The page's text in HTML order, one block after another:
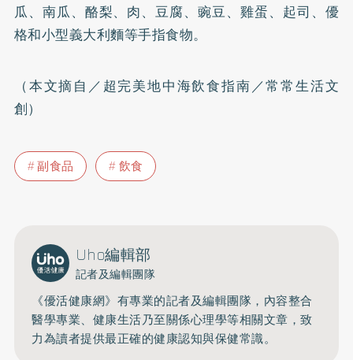
瓜、南瓜、酪梨、肉、豆腐、豌豆、雞蛋、起司、優
格和小型義大利麵等手指食物。
（本文摘自／超完美地中海飲食指南／常常生活文
創）
副食品 飲食
Uho編輯部
記者及編輯團隊
《優活健康網》有專業的記者及編輯團隊，內容整合
醫學專業、健康生活乃至關係心理學等相關文章，致
力為讀者提供最正確的健康認知與保健常識。